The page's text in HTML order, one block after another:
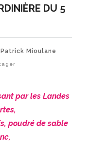
DU 5
Patrick Mioulane
par les Landes
poudré de sable